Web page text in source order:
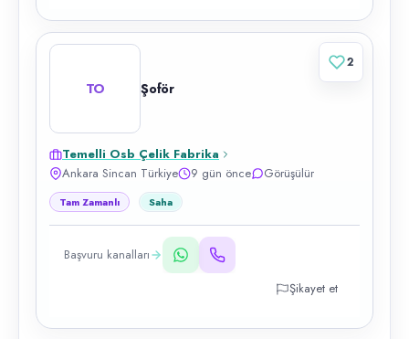
TO Şoför
Temelli Osb Çelik Fabrika
Ankara Sincan Türkiye
9 gün önce Görüşülür
Tam Zamanlı Saha
Başvuru kanalları
Şikayet et
2